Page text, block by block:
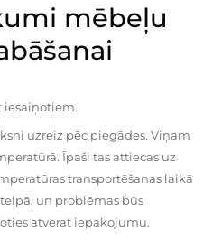
mēbeļu
uzreiz pēc piegādes. Viņam
Īpaši tas attiecas uz
transportēšanas laikā
un problēmas būs
atverat iepakojumu.